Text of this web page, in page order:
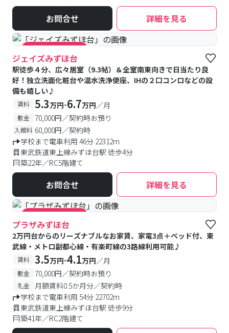
お問合せ 詳細を見る
#キャンペーン実施中
ジェイズみずほ台
駅徒歩４分、広々居室（9.3帖）＆全室南東向きで日当たり良
好！独立洗面化粧台や温水洗浄便座、IHの２口コンロなどの設
備も嬉しい♪
賃料 5.3万円-6.7万円／月
敷金 70,000円／契約時お預り
入館料 60,000円／契約時
学校まで電車利用 46分 22312m
東武鉄道東上線みずほ台駅 徒歩4分
築22年／RC5階建て
お問合せ 詳細を見る
#キャンペーン実施中
プラザみずほ台
2万円台からのリーズナブルなお家賃、家電3点＋ベッド付、東
武線・メトロ副都心線・有楽町線の3路線利用可能♪
賃料 3.5万円-4.1万円／月
敷金 70,000円／契約時お預り
礼金
月額賃料0.5か月分／契約時
学校まで電車利用 54分 22702m
東武鉄道東上線みずほ台駅 徒歩9分
築41年／RC2階建て